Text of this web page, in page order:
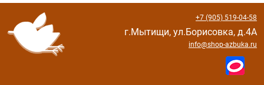
+7 (905) 519-04-58
г.Мытищи, ул.Борисовка, д.4А
info@shop-azbuka.ru